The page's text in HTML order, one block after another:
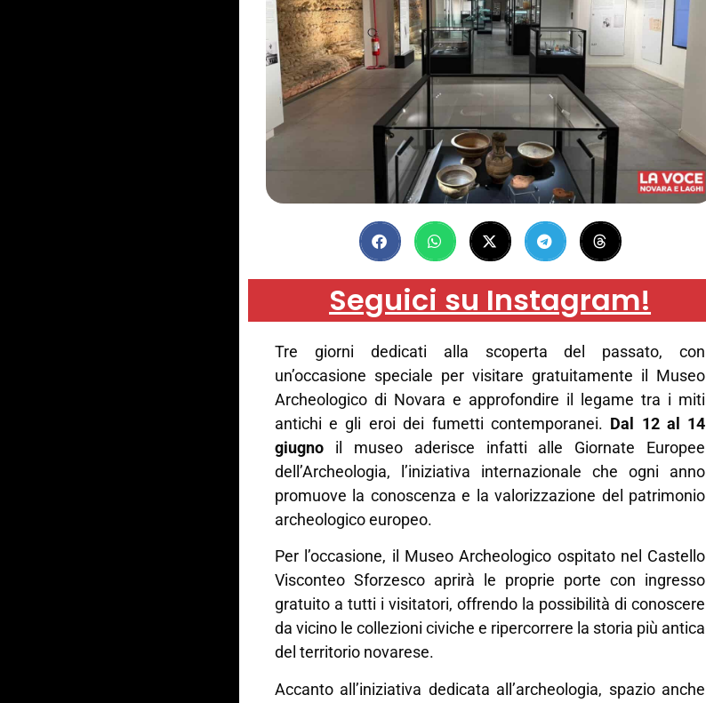
Seguici su Instagram!
Tre giorni dedicati alla scoperta del passato, con
un’occasione speciale per visitare gratuitamente il Museo
Archeologico di Novara e approfondire il legame tra i miti
antichi e gli eroi dei fumetti contemporanei. Dal 12 al 14
giugnoil museo aderisce infatti alle Giornate Europee
dell’Archeologia, l’iniziativa internazionale che ogni anno
promuove la conoscenza e la valorizzazione del patrimonio
archeologico europeo.
Per l’occasione, il Museo Archeologico ospitato nel Castello
Visconteo Sforzesco aprirà le proprie porte con ingresso
gratuito a tutti i visitatori, offrendo la possibilità di conoscere
da vicino le collezioni civiche e ripercorrere la storia più antica
del territorio novarese.
Accanto all’iniziativa dedicata all’archeologia, spazio anche